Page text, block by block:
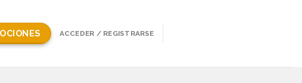
ACCEDER / REGISTRARSE